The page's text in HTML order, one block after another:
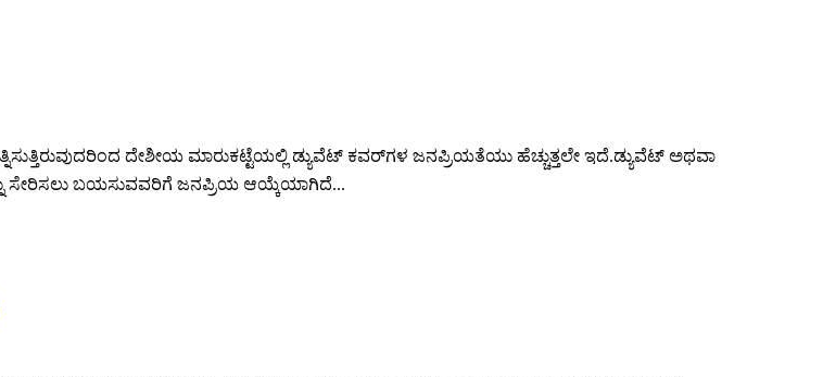
ದೇಶೀಯ ಮಾರುಕಟ್ಟೆಯಲ್ಲಿ ಡ್ಯುವೆಟ್ ಕವರ್‌ಗಳ ಜನಪ್ರಿಯತೆಯು ಹೆಚ್ಚುತ್ತಲೇ ಇದೆ.ಡ್ಯುವೆಟ್ ಅಥವಾ
ಸೇರಿಸಲು ಬಯಸುವವರಿಗೆ ಜನಪ್ರಿಯ ಆಯ್ಕೆಯಾಗಿದೆ...